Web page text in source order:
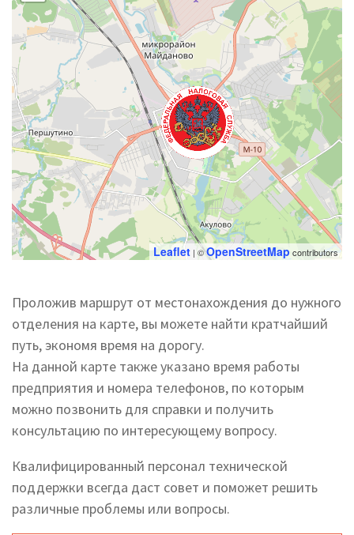
Leaflet | ©OpenStreetMap contributors
Проложив маршрут от местонахождения до нужного
отделения на карте, вы можете найти кратчайший
путь, экономя время на дорогу.
На данной карте также указано время работы
предприятия и номера телефонов, по которым
можно позвонить для справки и получить
консультацию по интересующему вопросу.
Квалифицированный персонал технической
поддержки всегда даст совет и поможет решить
различные проблемы или вопросы.